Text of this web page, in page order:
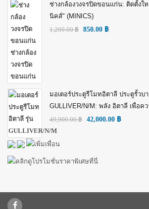
ช่างกล้องวงจรปิดขอนแก่น: ติดตั้งใ
นิคส์" (MINICS)
1,200.00฿ 850.00 ฿
มอเตอร์ประตูรีโมทอิตาลี ประตูรั้วบ
GULLIVER/N/M: พลัง อิตาลี เพื่อ
49,900.00฿ 42,000.00 ฿